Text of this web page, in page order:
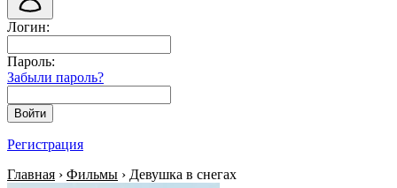
Логин:
Пароль:
Забыли пароль?
Войти
Регистрация
Главная › Фильмы › Девушка в снегах